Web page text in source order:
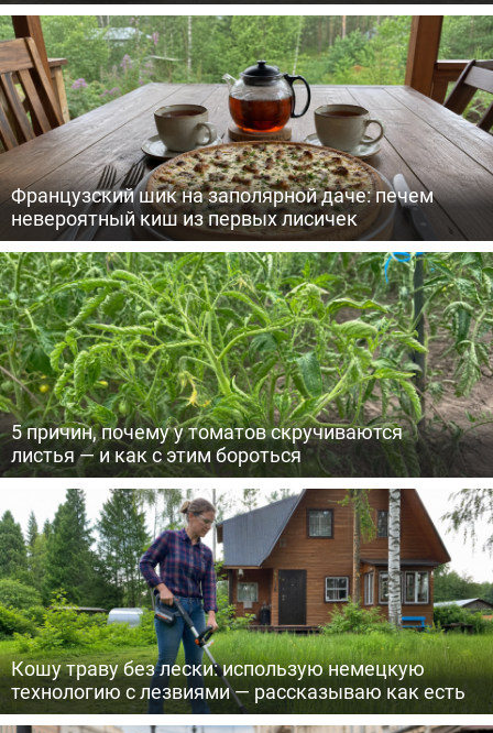
Французский шик на заполярной даче: печем
невероятный киш из первых лисичек
5 причин, почему у томатов скручиваются
листья — и как с этим бороться
Кошу траву без лески: использую немецкую
технологию с лезвиями — рассказываю как есть